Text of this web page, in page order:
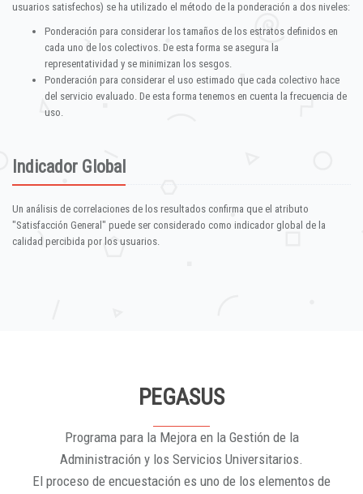
usuarios satisfechos) se ha utilizado el método de la ponderación a dos niveles:
Ponderación para considerar los tamaños de los estratos definidos en
cada uno de los colectivos. De esta forma se asegura la
representatividad y se minimizan los sesgos.
Ponderación para considerar el uso estimado que cada colectivo hace
del servicio evaluado. De esta forma tenemos en cuenta la frecuencia de
uso.
Indicador Global
Un análisis de correlaciones de los resultados confirma que el atributo
"Satisfacción General" puede ser considerado como indicador global de la
calidad percibida por los usuarios.
PEGASUS
Programa para la Mejora en la Gestión de la
Administración y los Servicios Universitarios.
El proceso de encuestación es uno de los elementos de